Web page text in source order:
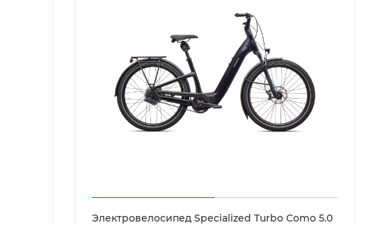
Электровелосипед Specialized Turbo Como 5.0